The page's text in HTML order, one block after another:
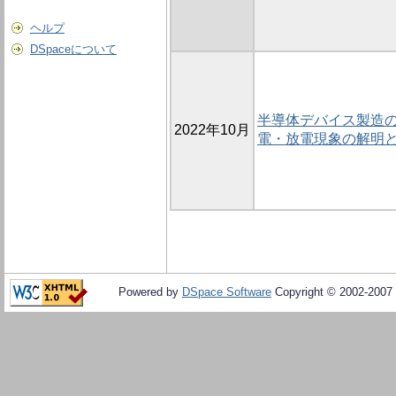
ヘルプ
DSpaceについて
2022年10月
半導体デバイス製造
電・放電現象の解明
Powered by DSpace Software Copyright © 2002-2007